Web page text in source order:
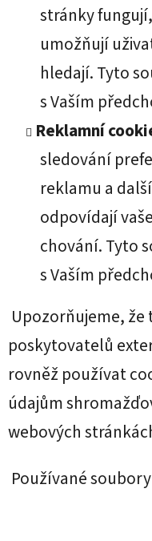
stránky
umožňují
hledají. Tyto
s Vaším
Reklamní
sledování
reklamu a
odpovídají
chování. Tyto
s Vaším
Upozorňujeme,
poskytovatelů
rovněž používat
údajům
webových
Používané